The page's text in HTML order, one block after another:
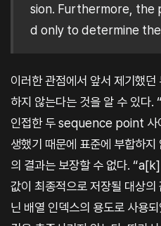
sion. Furthermore, the
d only to determine
이러한 관점에서 앞서 제기했
하지 않는다는 것을 알 수 있
인접한 두 sequence point 사
생했기 때문에 표준에 부합하
의 결과는 보장할 수 없다.
값이 최종적으로 저장될 대상
닌 배열 인덱스의 용도로 사용